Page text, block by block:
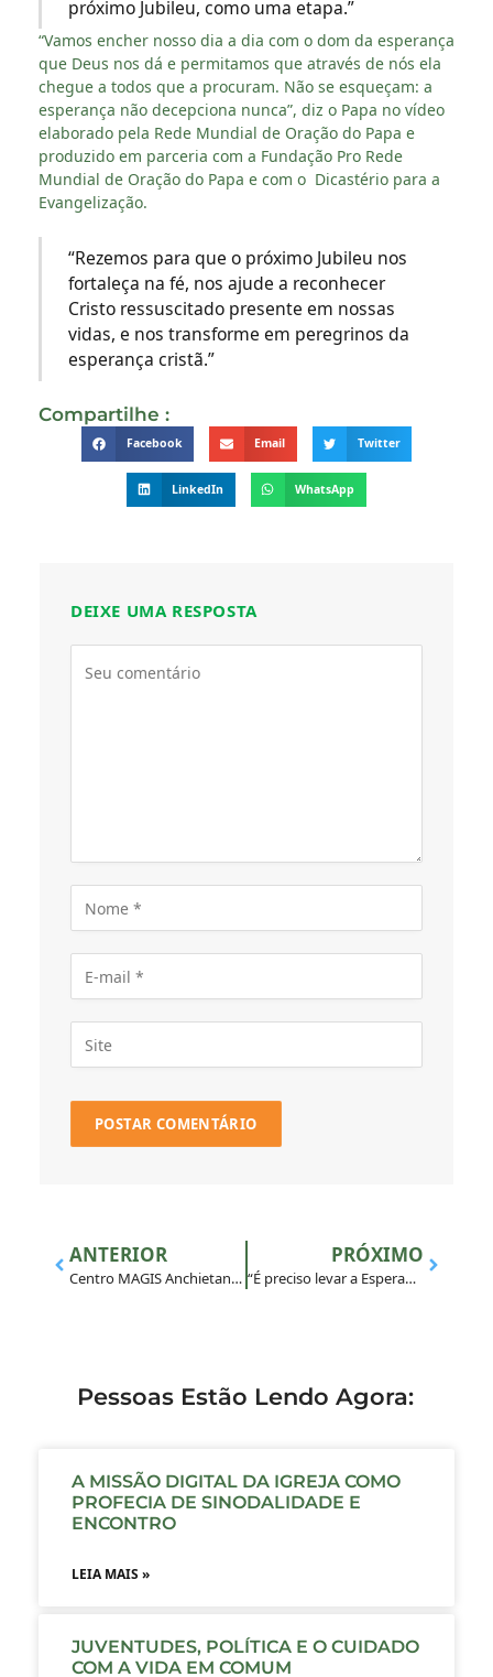
próximo Jubileu, como uma etapa.”
“Vamos encher nosso dia a dia com o dom da esperança
que Deus nos dá e permitamos que através de nós ela
chegue a todos que a procuram. Não se esqueçam: a
esperança não decepciona nunca”, diz o Papa no vídeo
elaborado pela Rede Mundial de Oração do Papa e
produzido em parceria com a Fundação Pro Rede
Mundial de Oração do Papa e com o Dicastério para a
Evangelização.
“Rezemos para que o próximo Jubileu nos
fortaleça na fé, nos ajude a reconhecer
Cristo ressuscitado presente em nossas
vidas, e nos transforme em peregrinos da
esperança cristã.”
Compartilhe :
Facebook Email Twitter
LinkedIn WhatsApp
DEIXE UMA RESPOSTA
ANTERIOR
Centro MAGIS Anchietanum se une à mobilização da Igreja rumo à COP 30
PRÓXIMO
“É preciso levar a Esperança adiante”, diz Papa aos jovens
Pessoas Estão Lendo Agora:
A MISSÃO DIGITAL DA IGREJA COMO
PROFECIA DE SINODALIDADE E
ENCONTRO
LEIA MAIS »
JUVENTUDES, POLÍTICA E O CUIDADO
COM A VIDA EM COMUM